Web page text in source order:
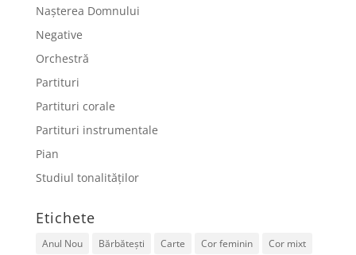
Nașterea Domnului
Negative
Orchestră
Partituri
Partituri corale
Partituri instrumentale
Pian
Studiul tonalităților
Etichete
Anul Nou Bărbătești Carte Cor feminin Cor mixt